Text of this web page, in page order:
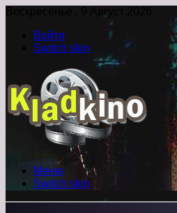
Воскресенье , 9 Август 2026
Войти
Switch skin
Меню
Switch skin